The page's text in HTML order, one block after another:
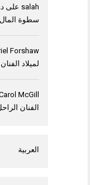
salah على
سطوة المال
Forshaw
لميلاد
McGill
الفنان
العربية